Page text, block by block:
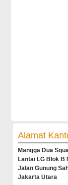
Alamat
Mangga Dua
Lantai LG Blok B
Jalan Gunung
Jakarta Utara